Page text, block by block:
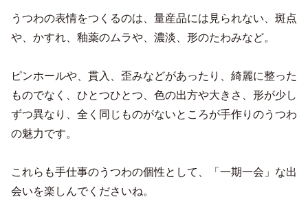
うつわの表情をつくるのは、量産品には見られない、斑点
や、かすれ、釉薬のムラや、濃淡、形のたわみなど。
ピンホールや、貫入、歪みなどがあったり、綺麗に整った
ものでなく、ひとつひとつ、色の出方や大きさ、形が少し
ずつ異なり、全く同じものがないところが手作りのうつわ
の魅力です。
これらも手仕事のうつわの個性として、「一期一会」な出
会いを楽しんでくださいね。